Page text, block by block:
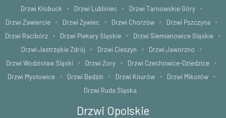
Drzwi Kłobuck
Drzwi Lubliniec
Drzwi Tarnowskie Góry
Drzwi Zawiercie
Drzwi Żywiec Drzwi Chorzów
Drzwi Pszczyna
Drzwi Racibórz
Drzwi Piekary Śląskie
Drzwi Siemianowice Śląskie
Drzwi Jastrzębie Zdrój
Drzwi Cieszyn
Drzwi Jaworzno
Drzwi Wodzisław Śląski
Drzwi Żory
Drzwi Czechowice-Dziedzice
Drzwi Mysłowice
Drzwi Będzin Drzwi Knurów
Drzwi Mikołów
Drzwi Ruda Śląska
Drzwi Opolskie